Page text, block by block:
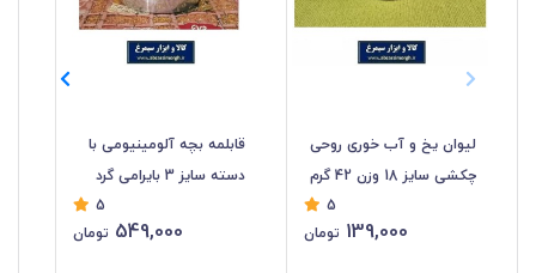
لیوان یخ و آب خوری روحی
چکشی سایز 18 وزن 42 گرم
5
139,000 تومان
قابلمه بچه آلومینیومی با
دسته سایز 3 بایرامی گرد
5
549,000 تومان